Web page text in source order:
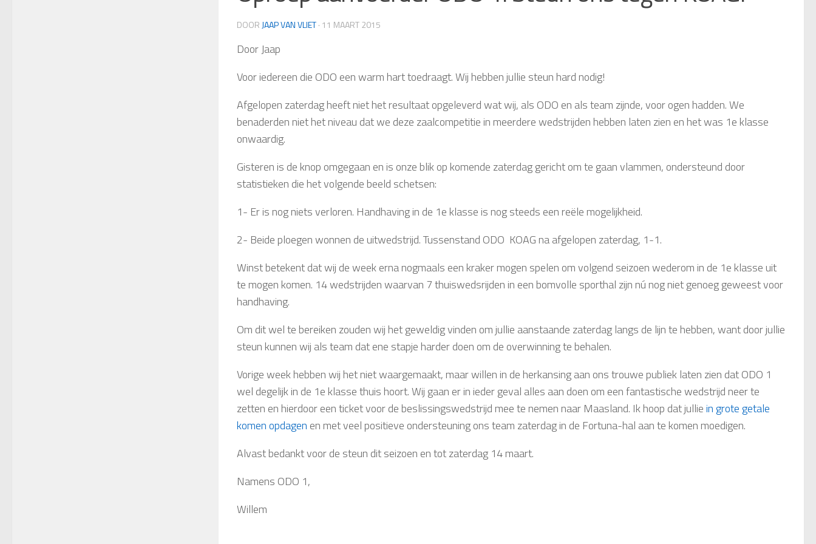
DOOR JAAP VAN VLIET· 11 MAART 2015
Door Jaap
Voor iedereen die ODO een warm hart toedraagt. Wij hebben jullie steun hard nodig!
Afgelopen zaterdag heeft niet het resultaat opgeleverd wat wij, als ODO en als team zijnde, voor ogen hadden. We
benaderden niet het niveau dat we deze zaalcompetitie in meerdere wedstrijden hebben laten zien en het was 1e klasse
onwaardig.
Gisteren is de knop omgegaan en is onze blik op komende zaterdag gericht om te gaan vlammen, ondersteund door
statistieken die het volgende beeld schetsen:
1- Er is nog niets verloren. Handhaving in de 1e klasse is nog steeds een reële mogelijkheid.
2- Beide ploegen wonnen de uitwedstrijd. Tussenstand ODO  KOAG na afgelopen zaterdag, 1-1.
Winst betekent dat wij de week erna nogmaals een kraker mogen spelen om volgend seizoen wederom in de 1e klasse uit
te mogen komen. 14 wedstrijden waarvan 7 thuiswedsrijden in een bomvolle sporthal zijn nú nog niet genoeg geweest voor
handhaving.
Om dit wel te bereiken zouden wij het geweldig vinden om jullie aanstaande zaterdag langs de lijn te hebben, want door jullie
steun kunnen wij als team dat ene stapje harder doen om de overwinning te behalen.
Vorige week hebben wij het niet waargemaakt, maar willen in de herkansing aan ons trouwe publiek laten zien dat ODO 1
wel degelijk in de 1e klasse thuis hoort. Wij gaan er in ieder geval alles aan doen om een fantastische wedstrijd neer te
zetten en hierdoor een ticket voor de beslissingswedstrijd mee te nemen naar Maasland. Ik hoop dat julliein grote getale
komen opdagen en met veel positieve ondersteuning ons team zaterdag in de Fortuna-hal aan te komen moedigen.
Alvast bedankt voor de steun dit seizoen en tot zaterdag 14 maart.
Namens ODO 1,
Willem